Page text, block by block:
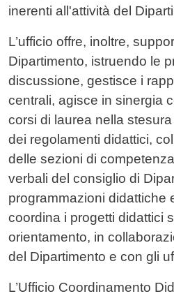
inerenti all'attività del
L’ufficio offre, inoltre,
Dipartimento, istruendo le
discussione, gestisce i
centrali, agisce in sinergia
corsi di laurea nella
dei regolamenti didattici,
delle sezioni di
verbali del consiglio di
programmazioni didattiche
coordina i progetti didattici
orientamento, in
del Dipartimento e con gli
L’Ufficio Coordinamento